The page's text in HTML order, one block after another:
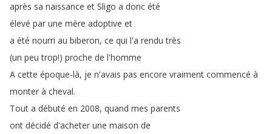
après sa naissance et Sligo a donc été
élevé par une mère adoptive et
a été nourri au biberon, ce qui l'a rendu très
(un peu trop!) proche de l'homme
A cette époque-là, je n'avais pas encore vraiment commencé à
monter à cheval.
Tout a débuté en 2008, quand mes parents
ont décidé d'acheter une maison de